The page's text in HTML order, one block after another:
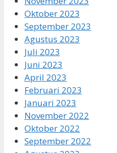
Oktober 2023
September 2023
Agustus 2023
Juli 2023
Juni 2023
April 2023
Februari 2023
Januari 2023
November 2022
Oktober 2022
September 2022